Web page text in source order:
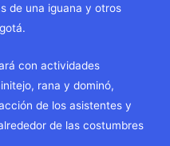
de una iguana y otros
con actividades
rana y dominó,
de los asistentes y
de las costumbres